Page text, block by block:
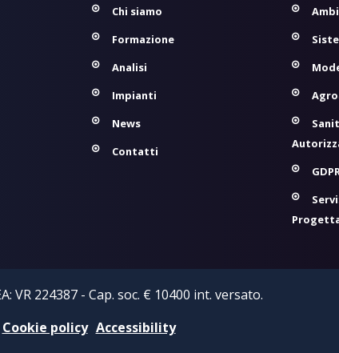
Chi siamo
Formazione
Analisi
Impianti
News
Contatti
VR 224387 - Cap. soc. € 10400 int. versato.
Cookie policy Accessibility